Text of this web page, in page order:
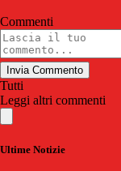
Commenti
Invia Commento
Tutti
Leggi altri commenti
Ultime Notizie